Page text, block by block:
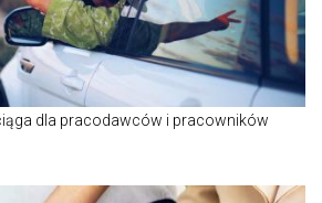
dla pracodawców i pracowników